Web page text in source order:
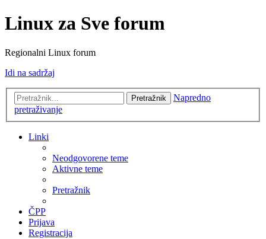
Linux za Sve forum
Regionalni Linux forum
Idi na sadržaj
Pretražnik
Napredno
pretraživanje
Linki
Neodgovorene teme
Aktivne teme
Pretražnik
ČPP
Prijava
Registracija